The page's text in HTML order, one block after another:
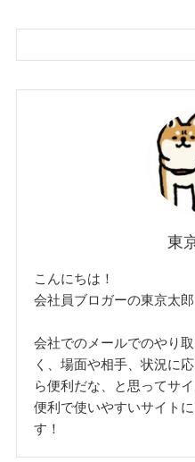
東
こんにちは！
会社員ブロガーの東京太郎
会社でのメールでのやり
く、場面や相手、状況に
ら便利だな、と思ってサ
便利で使いやすいサイト
す！